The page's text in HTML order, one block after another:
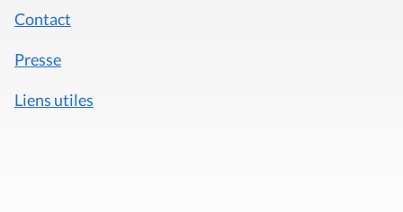
Contact
Presse
Liens utiles